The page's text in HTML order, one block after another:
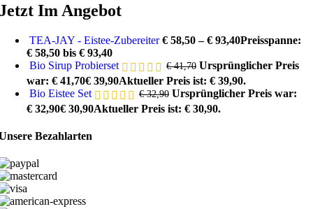
Im Angebot
TEA-JAY - Eistee-Zubereiter€ 58,50 –€ 93,40Preisspanne:
€ 58,50 bis € 93,40
Bio Sirup Probierset
€41,70 Ursprünglicher Preis
war: € 41,70€ 39,90Aktueller Preis ist: € 39,90.
Bio Eistee Set
€32,90 Ursprünglicher Preis war:
€ 32,90€ 30,90Aktueller Preis ist: € 30,90.
Bezahlarten